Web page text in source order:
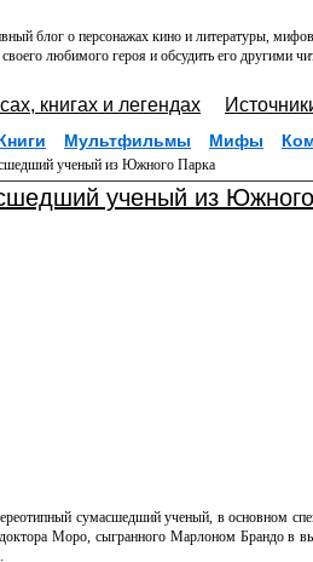
блог о персонажах кино и литературы,
своего любимого героя и обсудить его другими
книгах и легендах
Мультфильмы Мифы
ученый из Южного Парка
ученый из
сумасшедший ученый, в основном
Моро, сыгранного Марлоном Брандо в